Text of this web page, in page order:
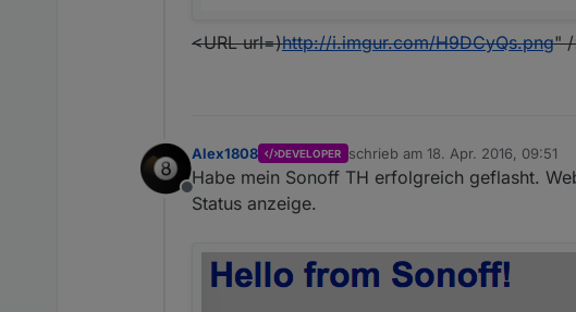
<URL url=)http://i.imgur.com/H9DCyQs.png"
Offline
Alex1808 DEVELOPER schrieb am 18. Apr. 2016, 09:51
zuletzt editiert von
Habe mein Sonoff TH erfolgreich geflasht.
Status anzeige.